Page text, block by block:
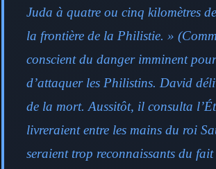
Juda à quatre ou cinq kilomètres
la frontière de la Philistie. »
conscient du danger imminent
d’attaquer les Philistins. David
de la mort. Aussitôt, il consulta
livreraient entre les mains du roi
seraient trop reconnaissants du